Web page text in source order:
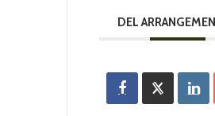
DEL